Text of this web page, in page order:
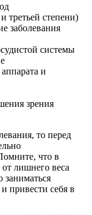
третьей степени)
заболевания
системы
и
зрения
то перед
что в
от лишнего веса
заниматься
привести себя в